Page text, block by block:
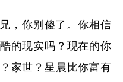
，你别傻了。你相信
的现实吗？现在的你
家世？星晨比你富有